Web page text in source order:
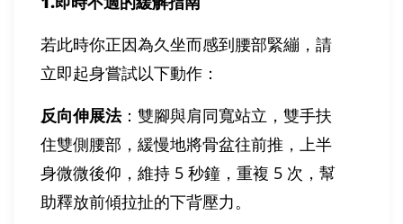
若此時你正因為久坐而感到腰部緊繃，請
立即起身嘗試以下動作：
反向伸展法：雙腳與肩同寬站立，雙手扶
住雙側腰部，緩慢地將骨盆往前推，上半
身微微後仰，維持 5 秒鐘，重複 5 次，幫
助釋放前傾拉扯的下背壓力。